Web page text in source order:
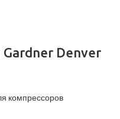
Denver
компрессоров